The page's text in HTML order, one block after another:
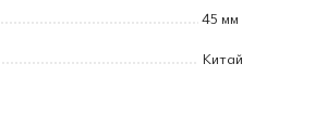
45 мм
Китай